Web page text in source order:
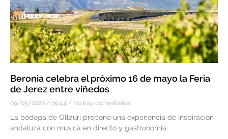
Beronia celebra el próximo 16 de mayo la Feria
de Jerez entre viñedos
09/05/2026 09:44 No hay comentarios
La bodega de Ollauri propone una experiencia de inspiración
andaluza con música en directo y gastronomía